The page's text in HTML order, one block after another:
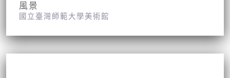
風景
國立臺灣師範大學美術館